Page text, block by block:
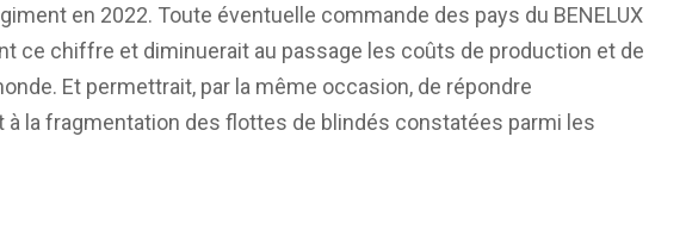
en 2022. Toute éventuelle commande des pays du BENELUX
ce chiffre et diminuerait au passage les coûts de production et de
Et permettrait, par la même occasion, de répondre
à la fragmentation des flottes de blindés constatées parmi les